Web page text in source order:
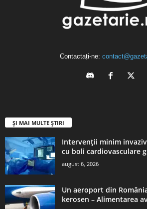
Contactați-ne:
ȘI MAI MULTE ȘTIRI
Intervenții minim
cu boli cardiovasculare
august 6, 2026
Un aeroport din
kerosen – Alimentarea